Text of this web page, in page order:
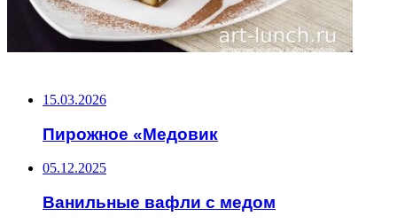
15.03.2026
Пирожное «Медовик
05.12.2025
Ванильные вафли с медом